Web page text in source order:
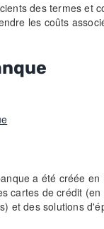
des termes
les coûts
a été créée
cartes de crédit
et des solutions